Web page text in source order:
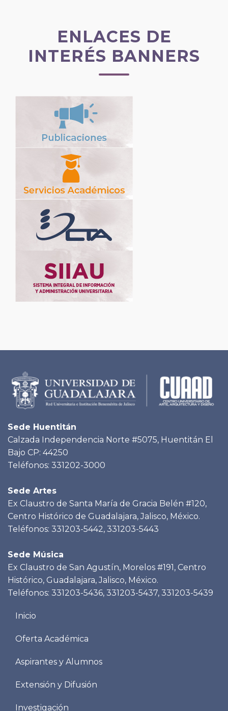
ENLACES DE
INTERÉS BANNERS
Sede Huentitán
Calzada Independencia Norte #5075, Huentitán El
Bajo CP: 44250
Teléfonos: 331202-3000
Sede Artes
Ex Claustro de Santa María de Gracia Belén #120,
Centro Histórico de Guadalajara, Jalisco, México.
Teléfonos: 331203-5442, 331203-5443
Sede Música
Ex Claustro de San Agustín, Morelos #191, Centro
Histórico, Guadalajara, Jalisco, México.
Teléfonos: 331203-5436, 331203-5437, 331203-5439
Menu
Inicio
Oferta Académica
Aspirantes y Alumnos
Extensión y Difusión
Investigación